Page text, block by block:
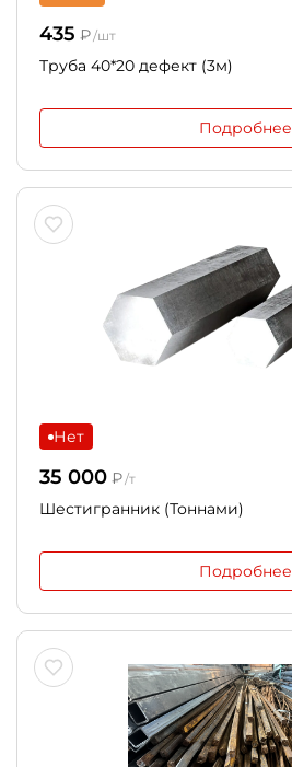
435 ₽/шт
Труба 40*20 дефект (3м)
Подробнее
Нет
35 000 ₽/т
Шестигранник (Тоннами)
Подробнее